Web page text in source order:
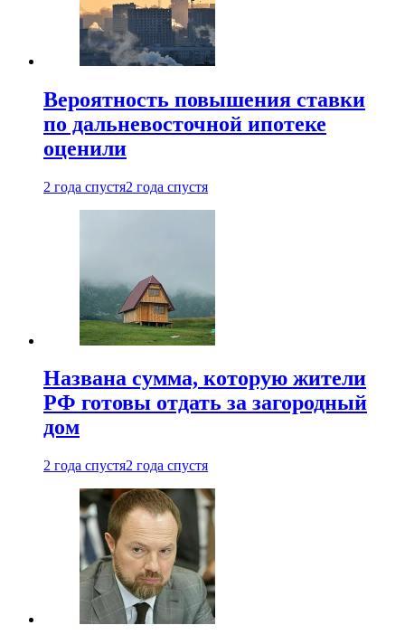
Вероятность повышения ставки
по дальневосточной ипотеке
оценили
2 года спустя2 года спустя
Названа сумма, которую жители
РФ готовы отдать за загородный
дом
2 года спустя2 года спустя